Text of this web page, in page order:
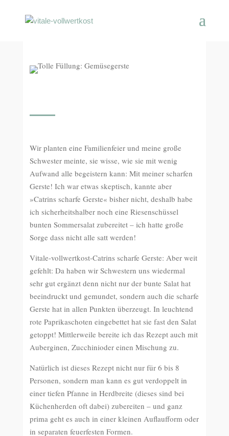
Wir planten eine Familienfeier und meine große
Schwester meinte, sie wisse, wie sie mit wenig
Aufwand alle begeistern kann: Mit meiner scharfen
Gerste! Ich war etwas skeptisch, kannte aber
»Catrins scharfe Gerste« bisher nicht, deshalb habe
ich sicherheitshalber noch eine Riesenschüssel
bunten Sommersalat zubereitet – ich hatte große
Sorge dass nicht alle satt werden!
Vitale-vollwertkost-Catrins scharfe Gerste: Aber weit
gefehlt: Da haben wir Schwestern uns wiedermal
sehr gut ergänzt denn nicht nur der bunte Salat hat
beeindruckt und gemundet, sondern auch die scharfe
Gerste hat in allen Punkten überzeugt. In leuchtend
rote Paprikaschoten eingebettet hat sie fast den Salat
getoppt! Mittlerweile bereite ich das Rezept auch mit
Auberginen, Zucchinioder einen Mischung zu.
Natürlich ist dieses Rezept nicht nur für 6 bis 8
Personen, sondern man kann es gut verdoppelt in
einer tiefen Pfanne in Herdbreite (dieses sind bei
Küchenherden oft dabei) zubereiten – und ganz
prima geht es auch in einer kleinen Auflaufform oder
in separaten feuerfesten Formen.